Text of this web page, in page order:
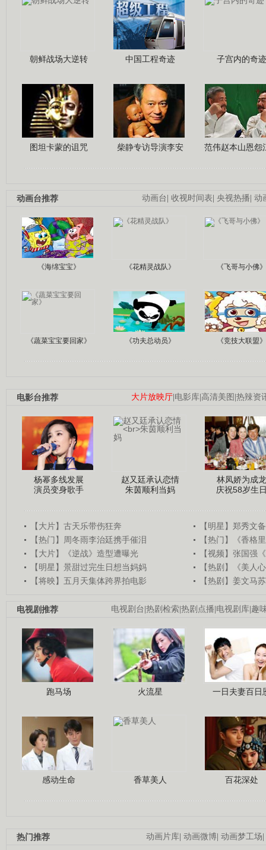
朝鲜战场大逆转 中国工程奇迹 子宫内的奇迹
图坦卡蒙的诅咒 柴静专访导演李安 范伟赵本山恩怨
动画台| 收视时间表| 央视热播| 动
动画台推荐
《海绵宝宝》 《花精灵战队》 《飞哥与小佛》
《蔬菜宝宝要回家》 《功夫总动员》 《竞技大联盟》
大片放映厅|电影库|高清美图 |热辣资
电影台推荐
杨幂多线发展
演员变身歌手
赵又廷承认恋情
朱茵顺利当妈
林凤娇为成龙
庆祝58岁生
【大片】古天乐带伤狂奔
【明星】郑秀文
【热门】周冬雨李治廷携手催泪
【热门】《香格
【大片】《逆战》造型遭曝光
【视频】张国强
【明星】景甜过完生日想当妈妈
【热剧】《美人
【将映】五月天集体跨界拍电影
【热剧】姜文马
电视剧台|热剧检索|热剧点播|电视剧库|趣
电视剧推荐
跑马场 火流星 一日夫妻百日
感动生命 香草美人 百花深处
动画片库| 动画微博| 动画梦工场|
热门推荐